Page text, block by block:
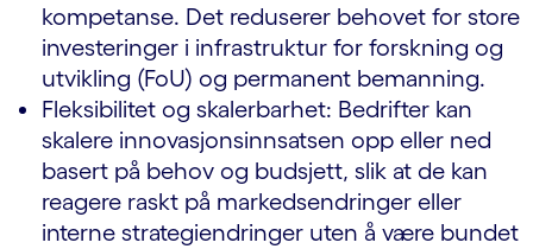
kompetanse. Det reduserer behovet for store
investeringer i infrastruktur for forskning og
utvikling (FoU) og permanent bemanning.
Fleksibilitet og skalerbarhet: Bedrifter kan
skalere innovasjonsinnsatsen opp eller ned
basert på behov og budsjett, slik at de kan
reagere raskt på markedsendringer eller
interne strategiendringer uten å være bundet